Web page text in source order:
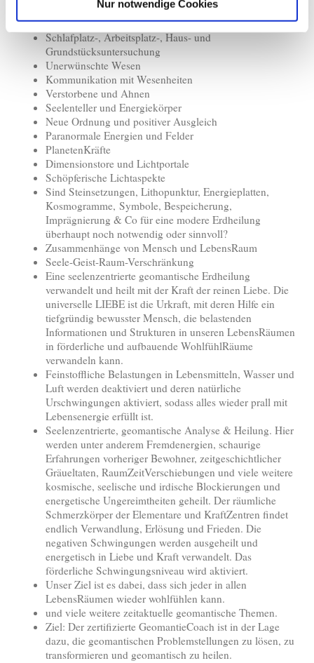
Nur notwendige Cookies
und Heilung.
Kristalline Strukturen
Schlafplatz-, Arbeitsplatz-, Haus- und
Grundstücksuntersuchung
Unerwünschte Wesen
Kommunikation mit Wesenheiten
Verstorbene und Ahnen
Seelenteller und Energiekörper
Neue Ordnung und positiver Ausgleich
Paranormale Energien und Felder
PlanetenKräfte
Dimensionstore und Lichtportale
Schöpferische Lichtaspekte
Sind Steinsetzungen, Lithopunktur, Energieplatten,
Kosmogramme, Symbole, Bespeicherung,
Imprägnierung & Co für eine modere Erdheilung
überhaupt noch notwendig oder sinnvoll?
Zusammenhänge von Mensch und LebensRaum
Seele-Geist-Raum-Verschränkung
Eine seelenzentrierte geomantische Erdheilung
verwandelt und heilt mit der Kraft der reinen Liebe. Die
universelle LIEBE ist die Urkraft, mit deren Hilfe ein
tiefgründig bewusster Mensch, die belastenden
Informationen und Strukturen in unseren LebensRäumen
in förderliche und aufbauende WohlfühlRäume
verwandeln kann.
Feinstoffliche Belastungen in Lebensmitteln, Wasser und
Luft werden deaktiviert und deren natürliche
Urschwingungen aktiviert, sodass alles wieder prall mit
Lebensenergie erfüllt ist.
Seelenzentrierte, geomantische Analyse & Heilung. Hier
werden unter anderem Fremdenergien, schaurige
Erfahrungen vorheriger Bewohner, zeitgeschichtlicher
Gräueltaten, RaumZeitVerschiebungen und viele weitere
kosmische, seelische und irdische Blockierungen und
energetische Ungereimtheiten geheilt. Der räumliche
Schmerzkörper der Elementare und KraftZentren findet
endlich Verwandlung, Erlösung und Frieden. Die
negativen Schwingungen werden ausgeheilt und
energetisch in Liebe und Kraft verwandelt. Das
förderliche Schwingungsniveau wird aktiviert.
Unser Ziel ist es dabei, dass sich jeder in allen
LebensRäumen wieder wohlfühlen kann.
und viele weitere zeitaktuelle geomantische Themen.
Ziel: Der zertifizierte GeomantieCoach ist in der Lage
dazu, die geomantischen Problemstellungen zu lösen, zu
transformieren und geomantisch zu heilen.